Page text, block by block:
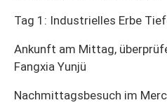
Tag 1: Industrielles Erbe
Ankunft am Mittag,
Fangxia Yunjü
Nachmittagsbesuch im